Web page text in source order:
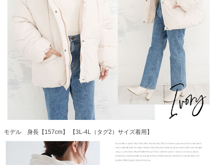
モデル 身長【157cm】 【3L-4L（タグ2）サイズ着用】